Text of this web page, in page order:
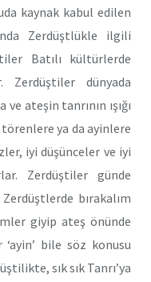
kaynak kabul edilen
Zerdüştlükle ilgili
Batılı kültürlerde
Zerdüştiler dünyada
ateşin tanrının ışığı
ya da ayinlere
iyi düşünceler ve iyi
Zerdüştiler günde
bırakalım
giyip ateş önünde
bile söz konusu
sık sık Tanrı’ya